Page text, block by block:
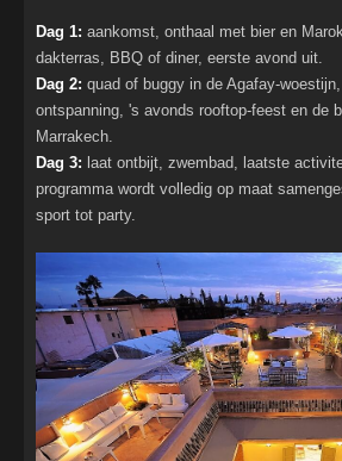
Dag 1: aankomst, onthaal met bier en
dakterras, BBQ of diner, eerste avond uit.
Dag 2: quad of buggy in de Agafay-
ontspanning, 's avonds rooftop-feest en de
Marrakech.
Dag 3: laat ontbijt, zwembad, laatste
programma wordt volledig op maat
sport tot party.